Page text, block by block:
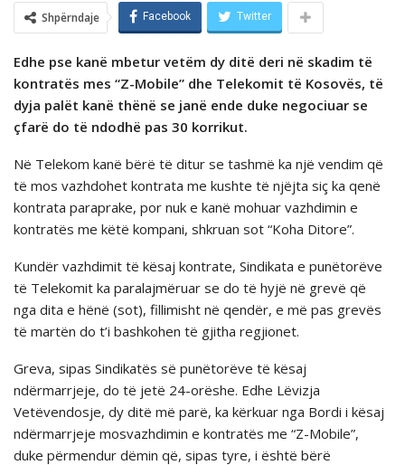
Shpërndaje Facebook Twitter
Edhe pse kanë mbetur vetëm dy ditë deri në skadim të
kontratës mes “Z-Mobile” dhe Telekomit të Kosovës, të
dyja palët kanë thënë se janë ende duke negociuar se
çfarë do të ndodhë pas 30 korrikut.
Në Telekom kanë bërë të ditur se tashmë ka një vendim që
të mos vazhdohet kontrata me kushte të njëjta siç ka qenë
kontrata paraprake, por nuk e kanë mohuar vazhdimin e
kontratës me këtë kompani, shkruan sot “Koha Ditore”.
Kundër vazhdimit të kësaj kontrate, Sindikata e punëtorëve
të Telekomit ka paralajmëruar se do të hyjë në grevë që
nga dita e hënë (sot), fillimisht në qendër, e më pas grevës
të martën do t’i bashkohen të gjitha regjionet.
Greva, sipas Sindikatës së punëtorëve të kësaj
ndërmarrjeje, do të jetë 24-orëshe. Edhe Lëvizja
Vetëvendosje, dy ditë më parë, ka kërkuar nga Bordi i kësaj
ndërmarrjeje mosvazhdimin e kontratës me “Z-Mobile”,
duke përmendur dëmin që, sipas tyre, i është bërë